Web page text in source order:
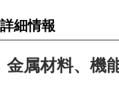
詳細情報
金属材料、機